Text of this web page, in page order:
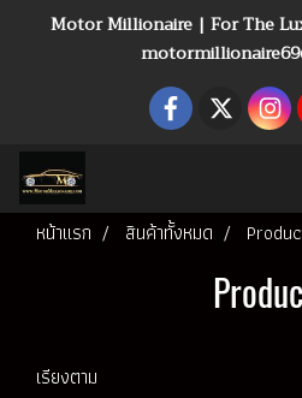
Motor Millionaire | For The
หน้าแรก สินค้าทั้งหมด
เรียงตาม